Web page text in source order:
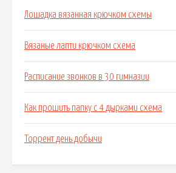
Лошадка вязанная крючком схемы
Вязаные лапти крючком схема
Расписание звонков в 30 гимназии
Как прошить папку с 4 дырками схема
Торрент день добычи